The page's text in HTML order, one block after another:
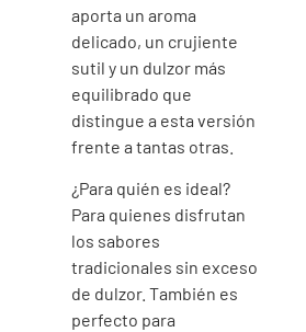
aporta un aroma
delicado, un crujiente
sutil y un dulzor más
equilibrado que
distingue a esta versión
frente a tantas otras.
¿Para quién es ideal?
Para quienes disfrutan
los sabores
tradicionales sin exceso
de dulzor. También es
perfecto para